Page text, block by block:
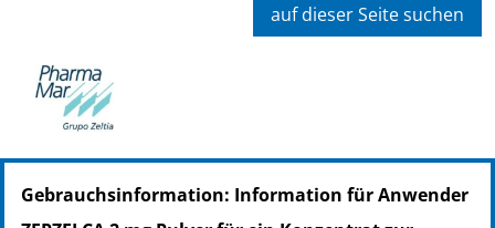
auf dieser Seite suchen
PZN: 20592362
PPN: 112059236253
PZN: 20592379
Gebrauchsinformation: Information für Anwender